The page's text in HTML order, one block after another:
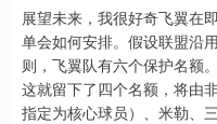
展望未来，我很好奇飞翼在
单会如何安排。假设联盟沿
则，飞翼队有六个保护名额
这就留下了四个名额，将由
指定为核心球员）、米勒、